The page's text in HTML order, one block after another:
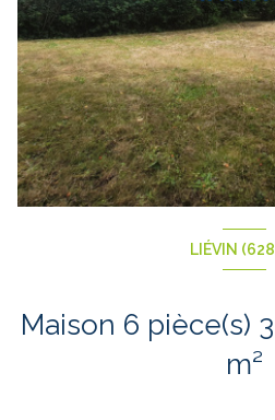
LIÉVIN
Maison 6 pièce(s) 3 chambre(s) 87
m²